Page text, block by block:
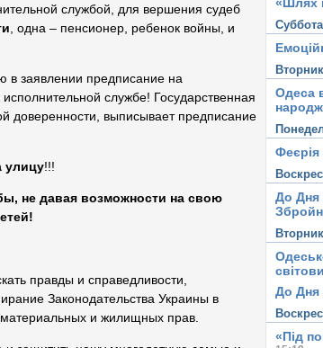
службой, для вершения судеб
, одна – пенсионер, ребенок войны, и
в заявлении предписание на
исполнительной службе! Государственная
доверенности, выписывает предписание
улицу!!!
не давая возможности на свою
правды и справедливости,
Законодательства Украины в
и жилищных прав.
Одеса
Феєрія
До Дня
До Дня
«Під